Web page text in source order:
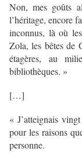
Non, mes goûts
l’héritage, encore
inconnus, là où
Zola, les bêtes de
étagères, au
bibliothèques. »
[…]
« J’atteignais
pour les raisons
personne.